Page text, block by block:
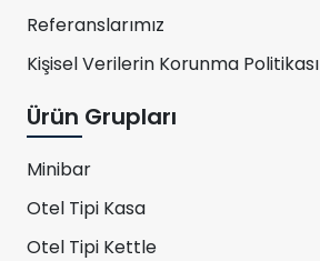
Referanslarımız
Kişisel Verilerin Korunma Politikası
Ürün Grupları
Minibar
Otel Tipi Kasa
Otel Tipi Kettle